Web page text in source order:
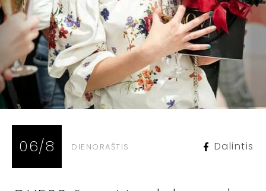
06/8 DIENORAŠTIS Dalintis